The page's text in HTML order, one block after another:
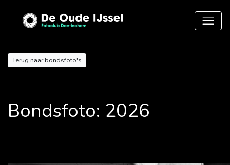
Terug naar bondsfoto's
Bondsfoto: 2026